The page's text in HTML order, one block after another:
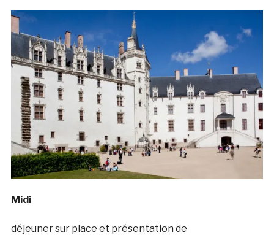
Midi
déjeuner sur place et présentation de